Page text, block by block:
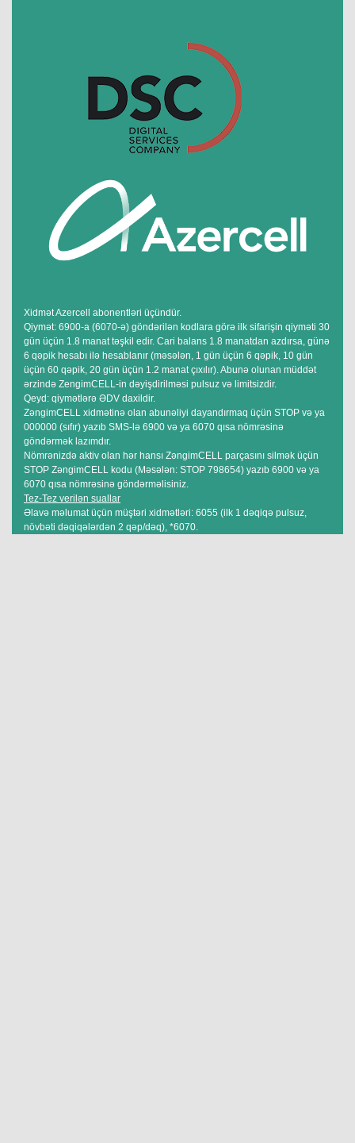
Xidmət Azercell abonentləri üçündür.
Qiymət: 6900-a (6070-ə) göndərilən kodlara görə ilk sifarişin qiyməti 30
gün üçün 1.8 manat təşkil edir. Cari balans 1.8 manatdan azdırsa, günə
6 qəpik hesabı ilə hesablanır (məsələn, 1 gün üçün 6 qəpik, 10 gün
üçün 60 qəpik, 20 gün üçün 1.2 manat çıxılır). Abunə olunan müddət
ərzində ZengimCELL-in dəyişdirilməsi pulsuz və limitsizdir.
Qeyd: qiymətlərə ƏDV daxildir.
ZəngimCELL xidmətinə olan abunəliyi dayandırmaq üçün STOP və ya
000000 (sıfır) yazıb SMS-lə 6900 və ya 6070 qısa nömrəsinə
göndərmək lazımdır.
Nömrənizdə aktiv olan hər hansı ZəngimCELL parçasını silmək üçün
STOP ZəngimCELL kodu (Məsələn: STOP 798654) yazıb 6900 və ya
6070 qısa nömrəsinə göndərməlisiniz.
Tez-Tez verilən suallar
Əlavə məlumat üçün müştəri xidmətləri: 6055 (ilk 1 dəqiqə pulsuz,
növbəti dəqiqələrdən 2 qəp/dəq), *6070.